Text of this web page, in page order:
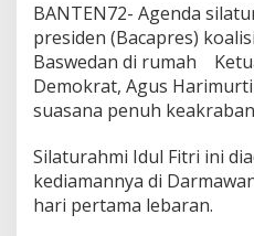
BANTEN72- Agenda
presiden (Bacapres)
Baswedan di rumah
Demokrat, Agus
suasana penuh
Silaturahmi Idul Fitri ini
kediamannya di
hari pertama lebaran.